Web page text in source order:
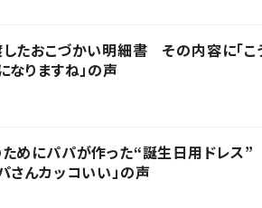
たおこづかい明細書 その内容に「こ
なりますね」の声
めにパパが作った“誕生日用ドレス
さんカッコいい」の声